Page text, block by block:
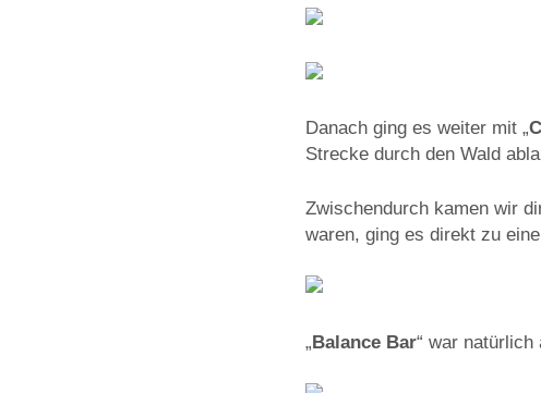
Danach ging es weiter mit „
Strecke durch den Wald
Zwischendurch kamen wir
waren, ging es direkt zu
„Balance Bar“ war